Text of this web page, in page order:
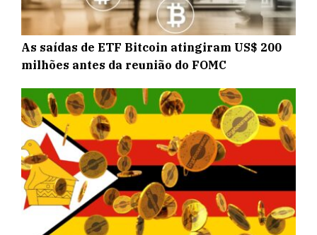
As saídas de ETF Bitcoin atingiram US$ 200
milhões antes da reunião do FOMC